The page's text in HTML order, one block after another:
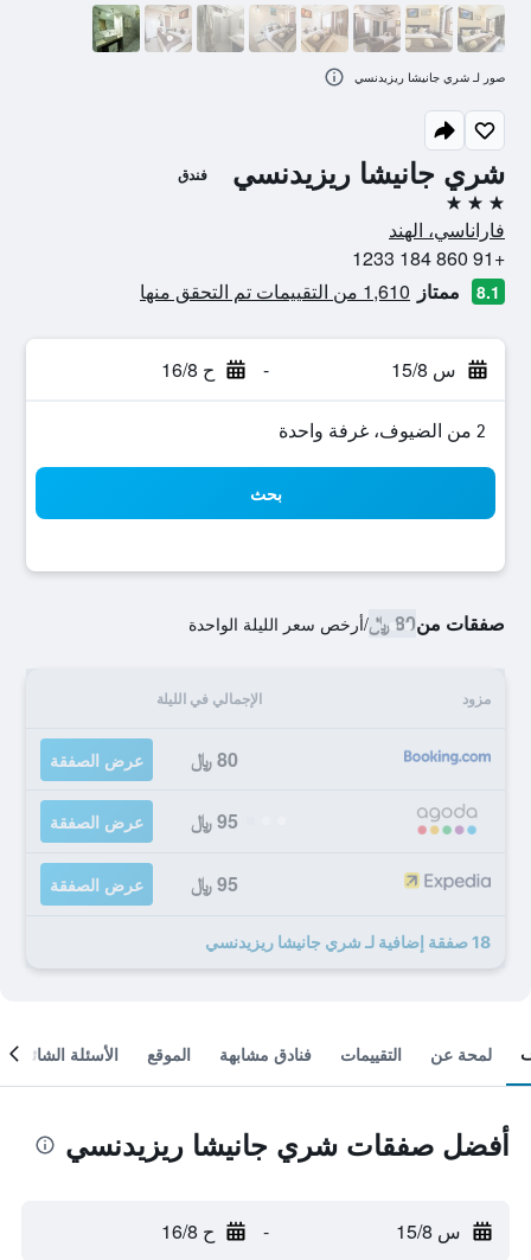
شري جانيشا ريزيدنسي فندق
3 نجوم
فاراناسي، الهند
+91 860 184 1233
8.1 ممتاز 1,610 من التقييمات تم التحقق منها
س 15/8 - ح 16/8
2 من الضيوف، غرفة واحدة
بحث
صفقات من80 ﷼ /أرخص سعر الليلة الواحدة
مزود الإجمالي في الليلة
80 ﷼ عرض الصفقة
95 ﷼ عرض الصفقة
95 ﷼ عرض الصفقة
18 صفقة إضافية لـ شري جانيشا ريزيدنسي
صور لـ شري جانيشا ريزيدنسي
لمحة عن التقييمات فنادق مشابهة الموقع الأسئلة الشائعة
أفضل صفقات شري جانيشا ريزيدنسي
س 15/8 - ح 16/8